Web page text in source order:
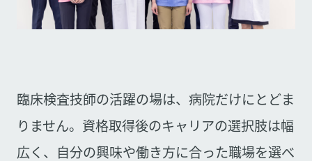
臨床検査技師の活躍の場は、病院だけにとどま
りません。資格取得後のキャリアの選択肢は幅
広く、自分の興味や働き方に合った職場を選べ